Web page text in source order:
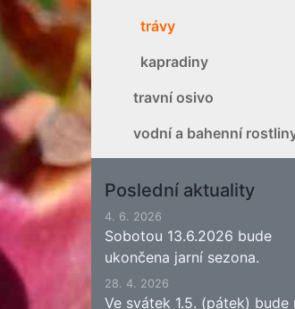
trávy
kapradiny
travní osivo
vodní a bahenní
Poslední aktuality
4. 6. 2026
Sobotou 13.6.2026 bude
ukončena jarní sezona.
28. 4. 2026
Ve svátek 1.5. (pátek) bude